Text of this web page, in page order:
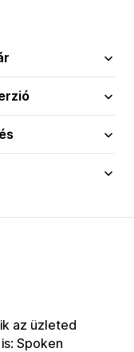
az üzleted
Spoken